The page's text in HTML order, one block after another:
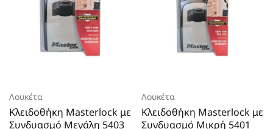
Λουκέτα
Κλειδοθήκη Masterlock με
Συνδυασμό Μεγάλη 5403
Λουκέτα
Κλειδοθήκη Masterlock με
Συνδυασμό Μικρή 5401